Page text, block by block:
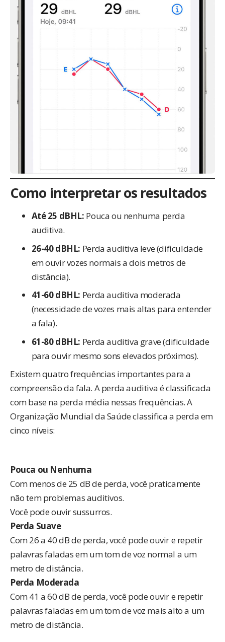
Como interpretar os resultados
Até 25 dBHL: Pouca ou nenhuma perda
auditiva.
26-40 dBHL: Perda auditiva leve (dificuldade
em ouvir vozes normais a dois metros de
distância).
41-60 dBHL: Perda auditiva moderada
(necessidade de vozes mais altas para entender
a fala).
61-80 dBHL: Perda auditiva grave (dificuldade
para ouvir mesmo sons elevados próximos).
Existem quatro frequências importantes para a
compreensão da fala. A perda auditiva é classificada
com base na perda média nessas frequências. A
Organização Mundial da Saúde classifica a perda em
cinco níveis:
Pouca ou Nenhuma
Com menos de 25 dB de perda, você praticamente
não tem problemas auditivos.
Você pode ouvir sussurros.
Perda Suave
Com 26 a 40 dB de perda, você pode ouvir e repetir
palavras faladas em um tom de voz normal a um
metro de distância.
Perda Moderada
Com 41 a 60 dB de perda, você pode ouvir e repetir
palavras faladas em um tom de voz mais alto a um
metro de distância.